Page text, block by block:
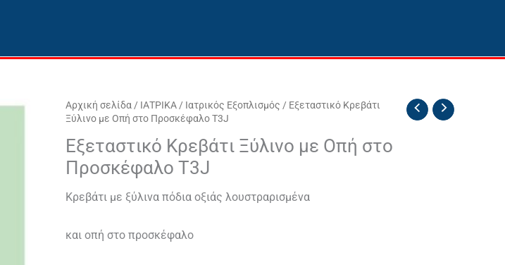
Αρχική σελίδα / ΙΑΤΡΙΚΑ / Ιατρικός Εξοπλισμός / Εξεταστικό Κρεβάτι
Ξύλινο με Οπή στο Προσκέφαλο T3J
Εξεταστικό Κρεβάτι Ξύλινο με Οπή στο
Προσκέφαλο T3J
Κρεβάτι με ξύλινα πόδια οξιάς λουστραρισμένα
και οπή στο προσκέφαλο